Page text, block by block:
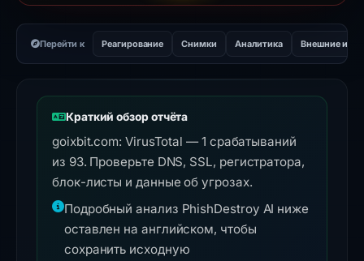
Перейти к Реагирование Снимки Аналитика Внешние
Краткий обзор отчёта
goixbit.com: VirusTotal — 1 срабатываний
из 93. Проверьте DNS, SSL, регистратора,
блок-листы и данные об угрозах.
Подробный анализ PhishDestroy AI ниже
оставлен на английском, чтобы
сохранить исходную